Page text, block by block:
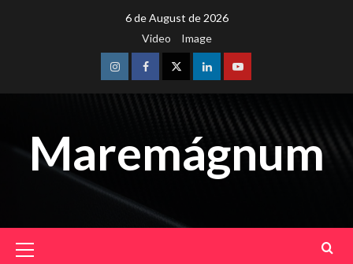
6 de August de 2026
Video
Image
InstagramFacebookTwitterLinkedinYoutube
Maremágnum
Menu